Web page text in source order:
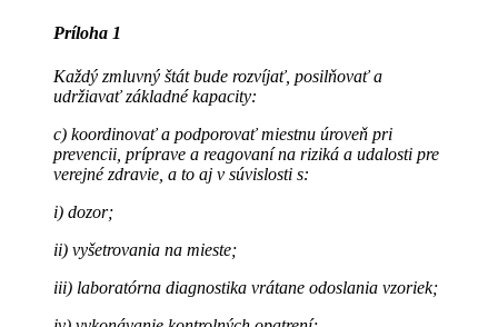
Príloha 1
Každý zmluvný štát bude rozvíjať, posilňovať a
udržiavať základné kapacity:
c) koordinovať a podporovať miestnu úroveň pri
prevencii, príprave a reagovaní na riziká a udalosti pre
verejné zdravie, a to aj v súvislosti s:
i) dozor;
ii) vyšetrovania na mieste;
iii) laboratórna diagnostika vrátane odoslania vzoriek;